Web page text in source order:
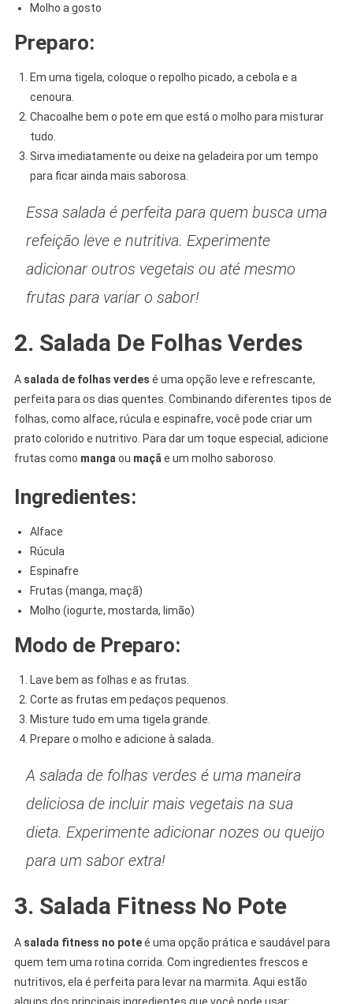
Molho a gosto
Preparo:
Em uma tigela, coloque o repolho picado, a cebola e a
cenoura.
Chacoalhe bem o pote em que está o molho para misturar
tudo.
Sirva imediatamente ou deixe na geladeira por um tempo
para ficar ainda mais saborosa.
Essa salada é perfeita para quem busca uma
refeição leve e nutritiva. Experimente
adicionar outros vegetais ou até mesmo
frutas para variar o sabor!
2. Salada De Folhas Verdes
A salada de folhas verdes é uma opção leve e refrescante,
perfeita para os dias quentes. Combinando diferentes tipos de
folhas, como alface, rúcula e espinafre, você pode criar um
prato colorido e nutritivo. Para dar um toque especial, adicione
frutas como manga ou maçã e um molho saboroso.
Ingredientes:
Alface
Rúcula
Espinafre
Frutas (manga, maçã)
Molho (iogurte, mostarda, limão)
Modo de Preparo:
Lave bem as folhas e as frutas.
Corte as frutas em pedaços pequenos.
Misture tudo em uma tigela grande.
Prepare o molho e adicione à salada.
A salada de folhas verdes é uma maneira
deliciosa de incluir mais vegetais na sua
dieta. Experimente adicionar nozes ou queijo
para um sabor extra!
3. Salada Fitness No Pote
A salada fitness no poteé uma opção prática e saudável para
quem tem uma rotina corrida. Com ingredientes frescos e
nutritivos, ela é perfeita para levar na marmita. Aqui estão